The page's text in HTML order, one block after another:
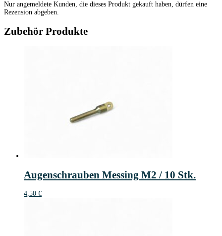
Nur angemeldete Kunden, die dieses Produkt gekauft haben, dürfen eine
Rezension abgeben.
Zubehör Produkte
Augenschrauben Messing M2 / 10 Stk.
4,50 €